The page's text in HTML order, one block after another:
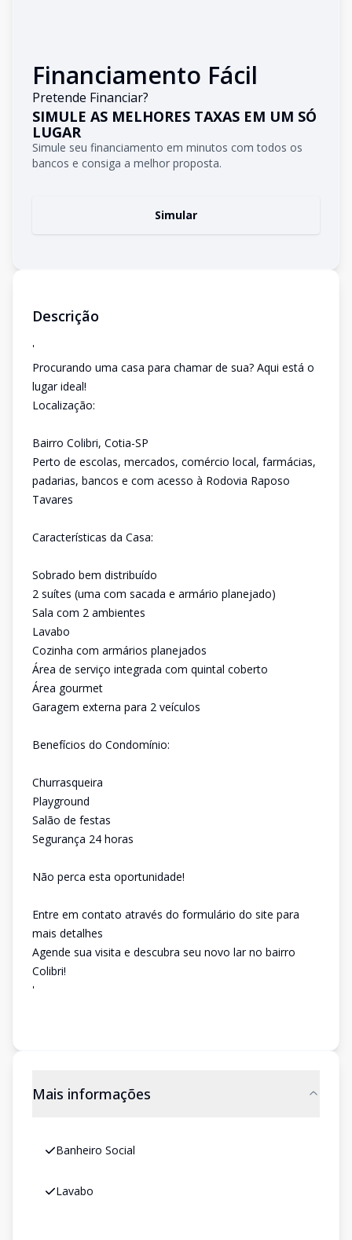
Financiamento Fácil
Pretende Financiar?
SIMULE AS MELHORES TAXAS EM UM SÓ
LUGAR
Simule seu financiamento em minutos com todos os
bancos e consiga a melhor proposta.
Simular
Descrição
'
Procurando uma casa para chamar de sua? Aqui está o
lugar ideal!
Localização:
Bairro Colibri, Cotia-SP
Perto de escolas, mercados, comércio local, farmácias,
padarias, bancos e com acesso à Rodovia Raposo
Tavares
Características da Casa:
Sobrado bem distribuído
2 suítes (uma com sacada e armário planejado)
Sala com 2 ambientes
Lavabo
Cozinha com armários planejados
Área de serviço integrada com quintal coberto
Área gourmet
Garagem externa para 2 veículos
Benefícios do Condomínio:
Churrasqueira
Playground
Salão de festas
Segurança 24 horas
Não perca esta oportunidade!
Entre em contato através do formulário do site para
mais detalhes
Agende sua visita e descubra seu novo lar no bairro
Colibri!
'
Mais informações
Banheiro Social
Lavabo